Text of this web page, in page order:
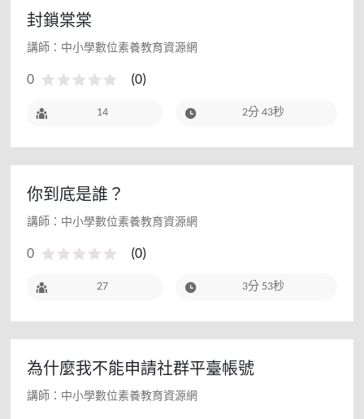
封鎖棠棠
講師：中小學數位素養教育資源網
0 (0)
14 2分 43秒
你到底是誰？
講師：中小學數位素養教育資源網
0 (0)
27 3分 53秒
為什麼我不能申請社群平臺帳號
講師：中小學數位素養教育資源網